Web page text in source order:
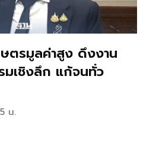
ษตรมูลค่าสูง ดึงงาน
เชิงลึก แก้จนทั่ว
น.